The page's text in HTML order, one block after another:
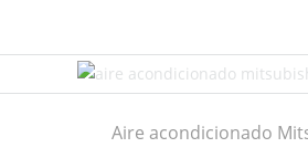
Aire acondicionado